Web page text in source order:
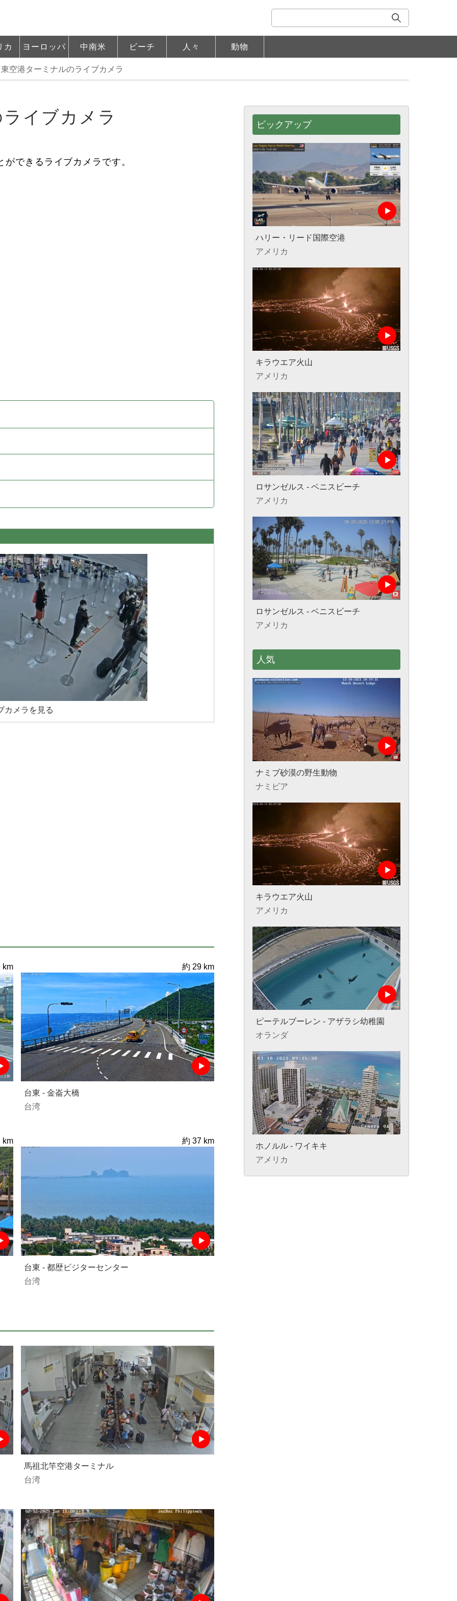
カ ヨーロッパ 中南米 ビーチ 人々 動物
空港ターミナルのライブカメラ
イブカメラ
できるライブカメラです。
カメラを見る
km 約 29 km
台東 - 金崙大橋
台湾
km 約 37 km
台東 - 都歴ビジターセンター
台湾
馬祖北竿空港ターミナル
台湾
ピックアップ
ハリー・リード国際空港
アメリカ
キラウエア火山
アメリカ
ロサンゼルス - ベニスビーチ
アメリカ
ロサンゼルス - ベニスビーチ
アメリカ
人気
ナミブ砂漠の野生動物
ナミビア
キラウエア火山
アメリカ
ピーテルブーレン - アザラシ幼稚園
オランダ
ホノルル - ワイキキ
アメリカ